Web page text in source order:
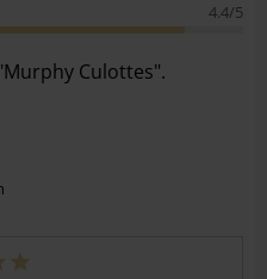
4.4/5
Culottes".